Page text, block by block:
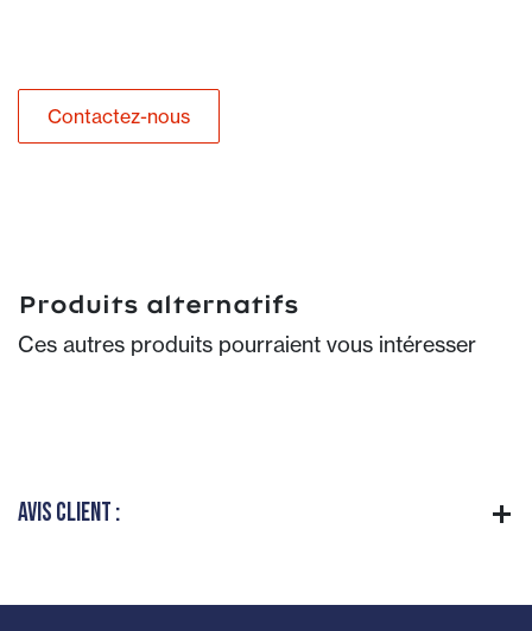
Contactez-nous
Produits alternatifs
Ces autres produits pourraient vous intéresser
Avis client :